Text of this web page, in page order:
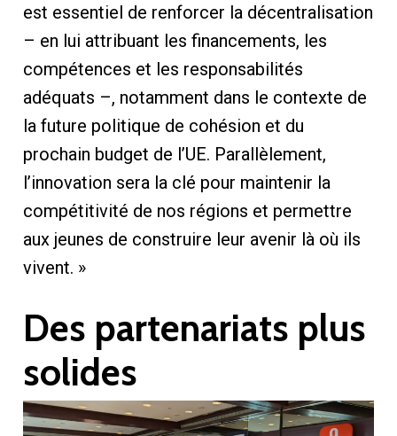
est essentiel de renforcer la décentralisation
– en lui attribuant les financements, les
compétences et les responsabilités
adéquats –, notamment dans le contexte de
la future politique de cohésion et du
prochain budget de l’UE. Parallèlement,
l’innovation sera la clé pour maintenir la
compétitivité de nos régions et permettre
aux jeunes de construire leur avenir là où ils
vivent. »
Des partenariats plus
solides